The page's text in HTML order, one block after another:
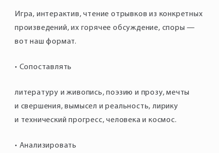
Игра, интерактив, чтение отрывков из конкретных
произведений, их горячее обсуждение, споры —
вот наш формат.
• Сопоставлять
литературу и живопись, поэзию и прозу, мечты
и свершения, вымысел и реальность, лирику
и технический прогресс, человека и космос.
• Анализировать